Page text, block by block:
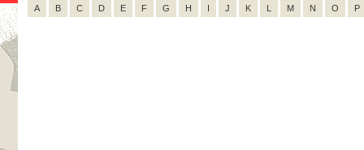
A B C D E F G H I J K L M N O P